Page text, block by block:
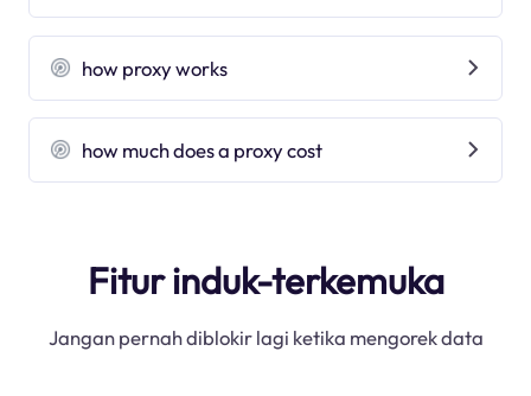
how proxy works
how much does a proxy cost
Fitur induk-terkemuka
Jangan pernah diblokir lagi ketika mengorek data